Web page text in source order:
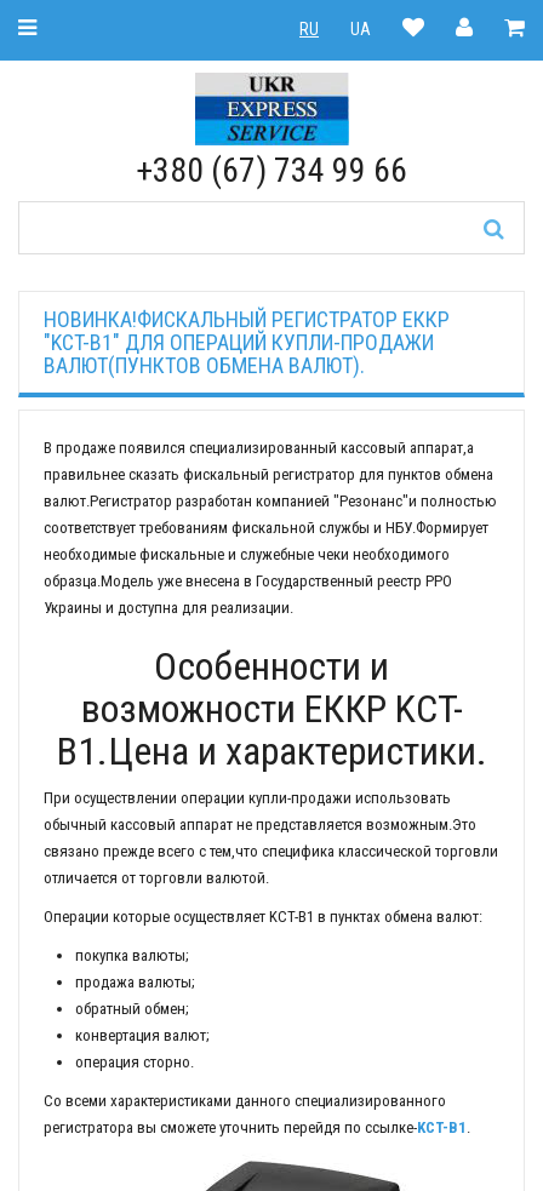
Toggle Navigation UA
RU |
RU
+380 (67) 734 99 66
НОВИНКА!ФИСКАЛЬНЫЙ РЕГИСТРАТОР ЕККР
"KCT-B1" ДЛЯ ОПЕРАЦИЙ КУПЛИ-ПРОДАЖИ
ВАЛЮТ(ПУНКТОВ ОБМЕНА ВАЛЮТ).
В продаже появился специализированный кассовый аппарат,а
правильнее сказать фискальный регистратор для пунктов обмена
валют.Регистратор разработан компанией "Резонанс"и полностью
соответствует требованиям фискальной службы и НБУ.Формирует
необходимые фискальные и служебные чеки необходимого
образца.Модель уже внесена в Государственный реестр РРО
Украины и доступна для реализации.
Особенности и
возможности ЕККР KCT-
B1.Цена и характеристики.
При осуществлении операции купли-продажи использовать
обычный кассовый аппарат не представляется возможным.Это
связано прежде всего с тем,что специфика классической торговли
отличается от торговли валютой.
Операции которые осуществляет KCT-B1 в пунктах обмена валют:
покупка валюты;
продажа валюты;
обратный обмен;
конвертация валют;
операция сторно.
Со всеми характеристиками данного специализированного
регистратора вы сможете уточнить перейдя по ссылке-KCT-B1 .